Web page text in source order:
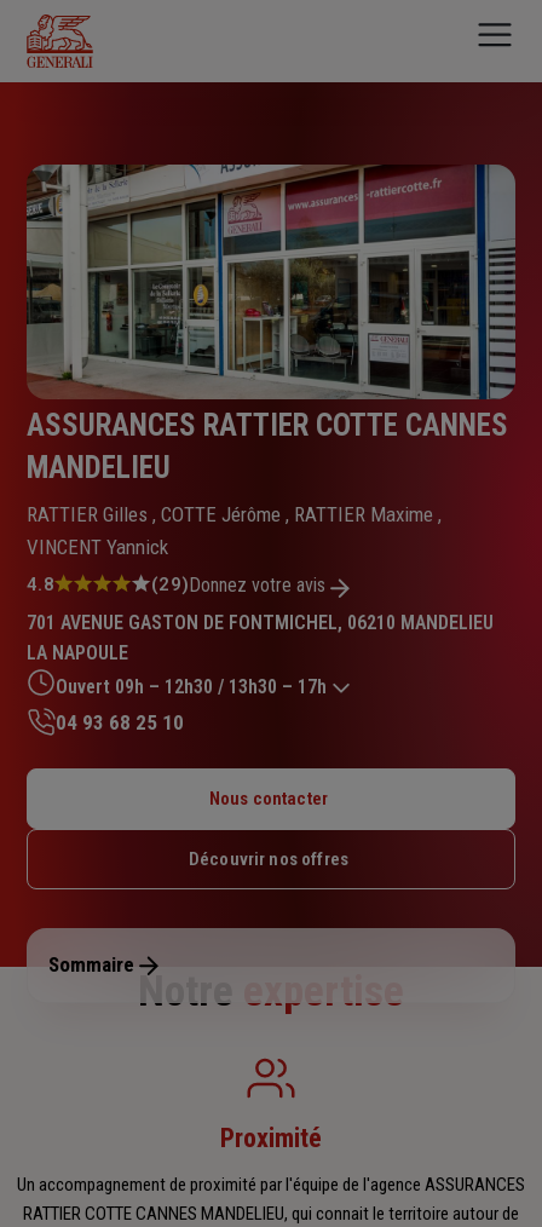
contenu
principal
ASSURANCES RATTIER COTTE CANNES
MANDELIEU
RATTIER Gilles , COTTE Jérôme , RATTIER Maxime ,
VINCENT Yannick
Note
4.8
sur
5
étoiles
4.8 (29)Donnez votre avis
701 AVENUE GASTON DE FONTMICHEL, 06210 MANDELIEU
LA NAPOULE
Ouvert 09h – 12h30 / 13h30 – 17h
Mardi : 09h – 12h30 / 13h30 – 17h
Jeudi : 09h – 12h30 / 13h30 – 17h
Dimanche : Fermé
04 93 68 25 10
Nous contacter
Découvrir nos offres
Sommaire
Notre expertise
Proximité
Un accompagnement de proximité par l'équipe de l'agence ASSURANCES
RATTIER COTTE CANNES MANDELIEU, qui connait le territoire autour de